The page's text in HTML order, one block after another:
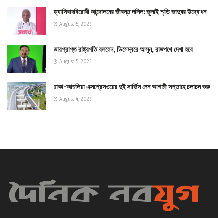
ফ্যাসিবাদবিরোধী আন্দোলনের জীবন্ত দলিল: জুলাই স্মৃতি জাদুঘর উদ্বোধন
August 5, 2026
ভারপ্রাপ্ত রাষ্ট্রপতি বললেন, ডিসেম্বরে আসুন, রাজপথে দেখা হবে
August 5, 2026
ঢাকা-আশুলিয়া এক্সপ্রেসওয়ের দুই সার্ভিস লেন আগামী সপ্তাহে চলাচল শুরু
August 4, 2026